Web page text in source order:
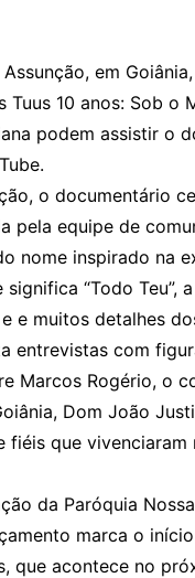
em
10 anos: Sob o
podem assistir o
.
o documentário
pela equipe de
nome inspirado na
“Todo Teu”,
e muitos detalhes
entrevistas com
Marcos Rogério, o
Dom João
fiéis que
da Paróquia
marca o
que acontece no